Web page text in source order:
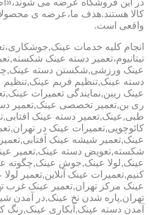
کالا هستند.هدف ما،عرضه ی
واقعی است.
انجام کلیه خدمات
تیتانیوم،تعمیر دسته عینک
عینک ورزشی,شکستن دسته
دسته عینک,تنظیم فریم
عینک ریبن,نمایندگی تعمیرات
ری بن,تعمیر تخصصی عینک,تعمیر
طبی,عینک,تعمیر دسته عینک
کائوچویی,تعمیرات عینک در
عینک,تعمیر شیشه عینک
شکسته,تعویض دسته عینک,تعمیر
عینک,لولا عینک,جوش عینک,چگونه
کنیم,تعمیرات عینک آنلاین,تعمیر لولا
عینک مرکز تهران,تعمیر عینک غرب
تهران,پاره شدن نخ عینک,در آمدن
آمدن دسته عینک,آبکاری